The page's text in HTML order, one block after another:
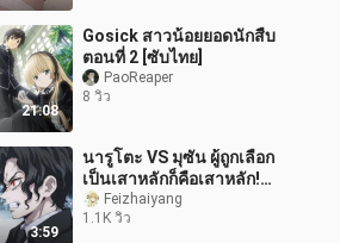
21:08
Gosick สาวน้อยยอดนักสืบ
ตอนที่ 2 [ซับไทย]
PaoReaper
8 วิว
3:59
นารูโตะ VS มุซัน ผู้ถูกเลือก
เป็นเสาหลักก็คือเสาหลัก!
【ดาบพิฆาตอสูรจินจา ตอน
ที่ 1】
Feizhaiyang
1.1K วิว